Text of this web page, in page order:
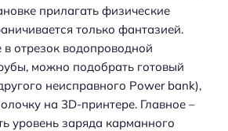
прилагать физические
только фантазией.
отрезок водопроводной
можно подобрать готовый
неисправного Power bank),
на 3D-принтере. Главное –
уровень заряда карманного